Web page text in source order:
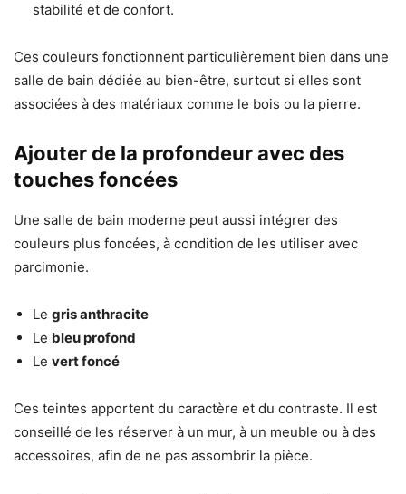
stabilité et de confort.
Ces couleurs fonctionnent particulièrement bien dans une
salle de bain dédiée au bien-être, surtout si elles sont
associées à des matériaux comme le bois ou la pierre.
Ajouter de la profondeur avec des
touches foncées
Une salle de bain moderne peut aussi intégrer des
couleurs plus foncées, à condition de les utiliser avec
parcimonie.
Le gris anthracite
Le bleu profond
Le vert foncé
Ces teintes apportent du caractère et du contraste. Il est
conseillé de les réserver à un mur, à un meuble ou à des
accessoires, afin de ne pas assombrir la pièce.